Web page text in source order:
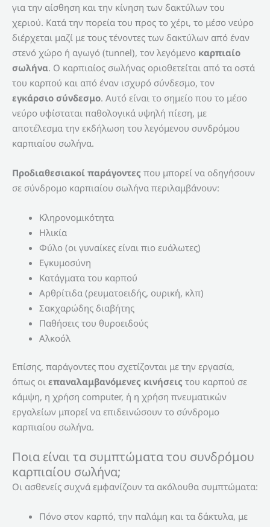
για την αίσθηση και την κίνηση των δακτύλων του
χεριού. Κατά την πορεία του προς το χέρι, το μέσο νεύρο
διέρχεται μαζί με τους τένοντες των δακτύλων από έναν
στενό χώρο ή αγωγό (tunnel), τον λεγόμενο καρπιαίο
σωλήνα. Ο καρπιαίος σωλήνας οριοθετείται από τα οστά
του καρπού και από έναν ισχυρό σύνδεσμο, τον
εγκάρσιο σύνδεσμο. Αυτό είναι το σημείο που το μέσο
νεύρο υφίσταται παθολογικά υψηλή πίεση, με
αποτέλεσμα την εκδήλωση του λεγόμενου συνδρόμου
καρπιαίου σωλήνα.
Προδιαθεσιακοί παράγοντες που μπορεί να οδηγήσουν
σε σύνδρομο καρπιαίου σωλήνα περιλαμβάνουν:
Κληρονομικότητα
Ηλικία
Φύλο (οι γυναίκες είναι πιο ευάλωτες)
Εγκυμοσύνη
Κατάγματα του καρπού
Αρθρίτιδα (ρευματοειδής, ουρική, κλπ)
Σακχαρώδης διαβήτης
Παθήσεις του θυροειδούς
Αλκοόλ
Επίσης, παράγοντες που σχετίζονται με την εργασία,
όπως οι επαναλαμβανόμενες κινήσεις του καρπού σε
κάμψη, η χρήση computer, ή η χρήση πνευματικών
εργαλείων μπορεί να επιδεινώσουν το σύνδρομο
καρπιαίου σωλήνα.
Ποια είναι τα συμπτώματα του συνδρόμου
καρπιαίου σωλήνα;
Οι ασθενείς συχνά εμφανίζουν τα ακόλουθα συμπτώματα:
Πόνο στον καρπό, την παλάμη και τα δάκτυλα, με